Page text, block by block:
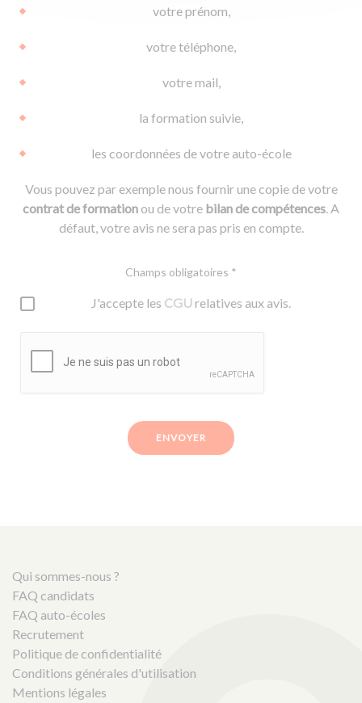
votre prénom,
votre téléphone,
votre mail,
la formation suivie,
les coordonnées de votre auto-école
Vous pouvez par exemple nous fournir une copie de votre
contrat de formationou de votre bilan de compétences. A
défaut, votre avis ne sera pas pris en compte.
Champs obligatoires *
J'accepte les CGUrelatives aux avis.
ENVOYER
Qui sommes-nous ?
FAQ candidats
FAQ auto-écoles
Recrutement
Politique de confidentialité
Conditions générales d'utilisation
Mentions légales